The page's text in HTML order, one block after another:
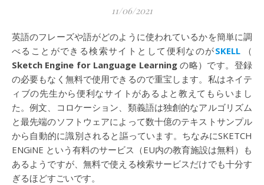
11/06/2021
英語のフレーズや語がどのように使われているかを簡単に調
べることができる検索サイトとして便利なのがSKELL（
Sketch Engine for Language Learningの略）です。登録
の必要もなく無料で使用できるので重宝します。私はネイテ
ィブの先生から便利なサイトがあるよと教えてもらいまし
た。例文、コロケーション、類義語は独創的なアルゴリズム
と最先端のソフトウェアによって数十億のテキストサンプル
から自動的に識別されると謳っています。ちなみにSKETCH
ENGiNE という有料のサービス（EU内の教育施設は無料）も
あるようですが、無料で使える検索サービスだけでも十分す
ぎるほどすごいです。